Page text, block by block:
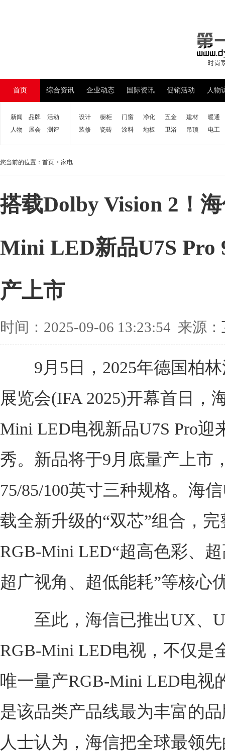
首页 综合资讯 企业动态 国际资讯 促销活动 人物
新闻 品牌
活动
人物
展会 测评
设计 橱柜 门窗 净化 五金 建材
暖通
装修
瓷砖 涂料 地板 卫浴 吊顶 电工
您当前的位置： 首页 > 家电
搭载Dolby Vision 2！
Mini LED新品U7S Pro
产上市
时间：2025-09-06 13:23:54 来源：
9月5日，2025年德国柏林
展览会(IFA 2025)开幕首日，
Mini LED电视新品U7S Pro迎
秀。新品将于9月底量产上市
75/85/100英寸三种规格。海
载全新升级的“双芯”组合，
RGB-Mini LED“超高色彩、
超广视角、超低能耗”等核心
至此，海信已推出UX、
RGB-Mini LED电视，不仅是
唯一量产RGB-Mini LED电视
是该品类产品线最为丰富的
人士认为，海信把全球最领